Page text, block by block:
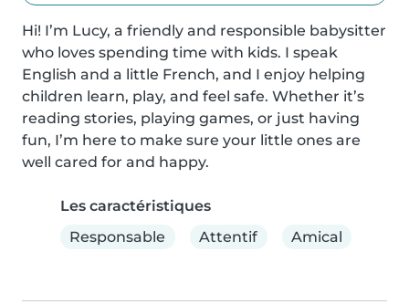
Hi! I’m Lucy, a friendly and responsible babysitter
who loves spending time with kids. I speak
English and a little French, and I enjoy helping
children learn, play, and feel safe. Whether it’s
reading stories, playing games, or just having
fun, I’m here to make sure your little ones are
well cared for and happy.
Les caractéristiques
Responsable
Attentif Amical